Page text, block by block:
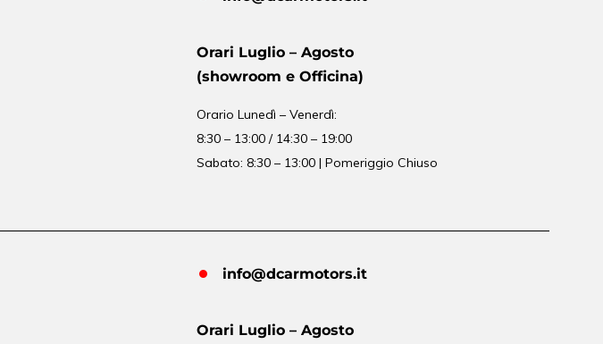
Orari Luglio – Agosto
(showroom e Officina)
OrarioLunedì – Venerdì:
8:30 – 13:00 / 14:30 – 19:00
Sabato: 8:30 – 13:00 | Pomeriggio Chiuso
info@dcarmotors.it
Orari Luglio – Agosto